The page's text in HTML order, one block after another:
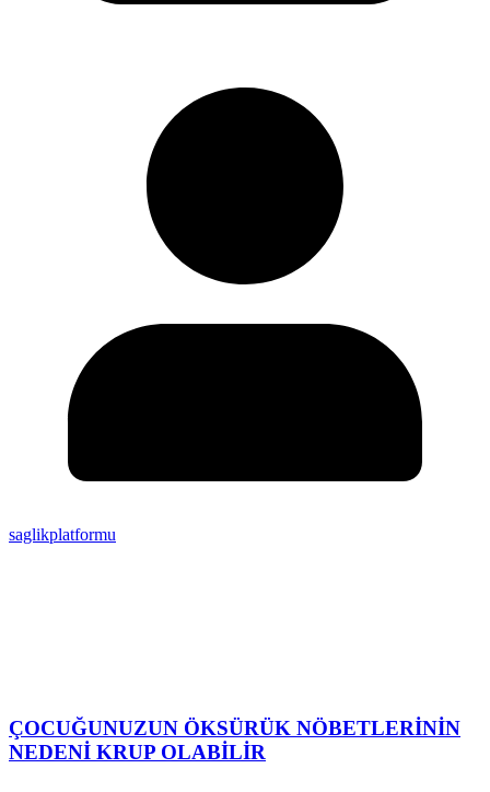
saglikplatformu
ÇOCUĞUNUZUN ÖKSÜRÜK NÖBETLERİNİN
NEDENİ KRUP OLABİLİR